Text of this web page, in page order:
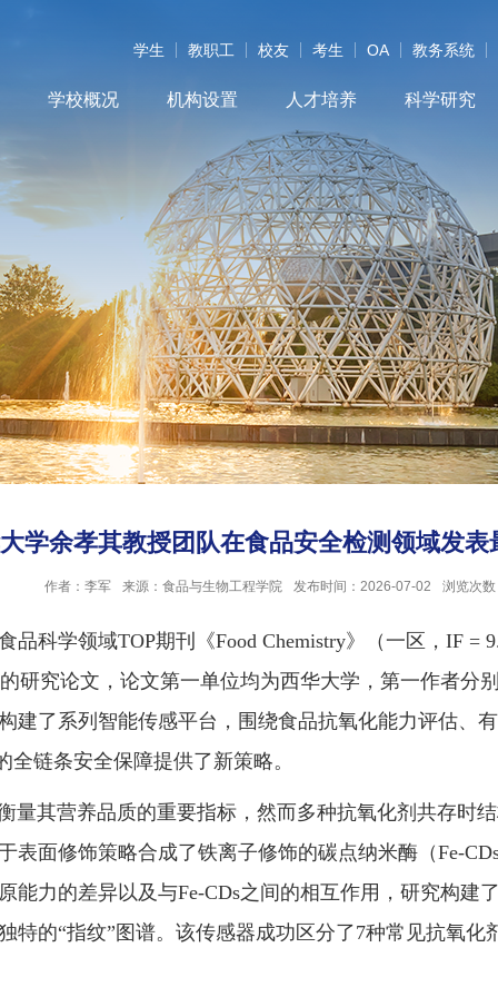
学生 教职工 校友 考生 OA 教务系统
学校概况 机构设置 人才培养 科学研究
学余孝其教授团队在食品安全检测领域发表
作者：李军 来源：食品与生物工程学院 发布时间：2026-07-02 浏览次数
科学领域TOP期刊《Food Chemistry》（一区，IF =
研究论文，论文第一单位均为西华大学，第一作者分
建了系列智能传感平台，围绕食品抗氧化能力评估、
全链条安全保障提供了新策略。
量其营养品质的重要指标，然而多种抗氧化剂共存时
表面修饰策略合成了铁离子修饰的碳点纳米酶（Fe-
能力的差异以及与Fe-CDs之间的相互作用，研究构建
特的“指纹”图谱。该传感器成功区分了7种常见抗氧